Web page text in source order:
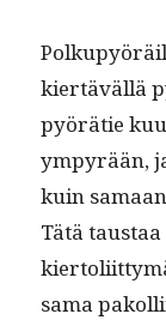
kiertäväl­lä
pyörätie
ympyrään,
kuin
Tätä
sama